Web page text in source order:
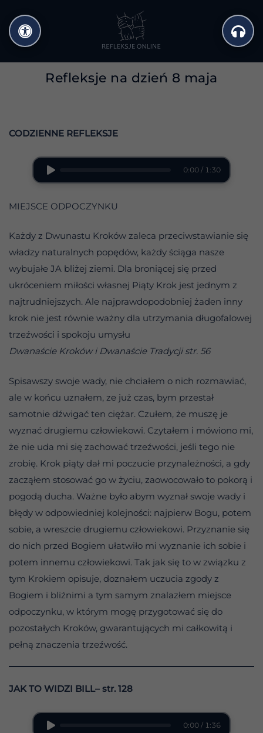
do
treści
Refleksje na dzień 8 maja
CODZIENNE REFLEKSJE
0:00 / 1:30
MIEJSCE ODPOCZYNKU
Każdy z Dwunastu Kroków zaleca przeciwstawianie się
władzy naturalnych popędów, każdy ściąga nasze
wybujałe JA bliżej ziemi. Dla broniącej się przed
ukróceniem miłości własnej Piąty Krok jest jednym z
najtrudniejszych. Ale najprawdopodobniej żaden inny
krok nie jest równie ważny dla utrzymania długofalowej
trzeźwości i spokoju umysłu
Dwanaście Kroków i Dwanaście Tradycji str. 56
Spisawszy swoje wady, nie chciałem o nich rozmawiać,
ale w końcu uznałem, ze już czas, bym przestał
samotnie dźwigać ten ciężar. Czułem, że muszę je
wyznać drugiemu człowiekowi. Czytałem i mówiono mi,
że nie uda mi się zachować trzeźwości, jeśli tego nie
zrobię. Krok piąty dał mi poczucie przynależności, a gdy
zacząłem stosować go w życiu, zaowocowało to pokorą i
pogodą ducha. Ważne było abym wyznał swoje wady i
błędy w odpowiedniej kolejności: najpierw Bogu, potem
sobie, a wreszcie drugiemu człowiekowi. Przyznanie się
do nich przed Bogiem ułatwiło mi wyznanie ich sobie i
potem innemu człowiekowi. Tak jak się to w związku z
tym Krokiem opisuje, doznałem uczucia zgody z
Bogiem i bliźnimi a tym samym znalazłem miejsce
odpoczynku, w którym mogę przygotować się do
pozostałych Kroków, gwarantujących mi całkowitą i
pełną znaczenia trzeźwość.
JAK TO WIDZI BILL– str. 128
0:00 / 1:36